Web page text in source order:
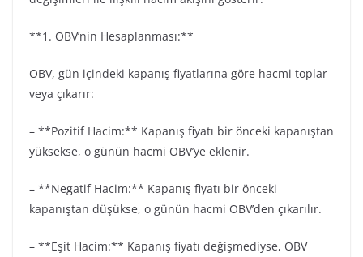
**1. OBV’nin Hesaplanması:**
OBV, gün içindeki kapanış fiyatlarına göre hacmi toplar
veya çıkarır:
– **Pozitif Hacim:** Kapanış fiyatı bir önceki kapanıştan
yüksekse, o günün hacmi OBV’ye eklenir.
– **Negatif Hacim:** Kapanış fiyatı bir önceki
kapanıştan düşükse, o günün hacmi OBV’den çıkarılır.
– **Eşit Hacim:** Kapanış fiyatı değişmediyse, OBV